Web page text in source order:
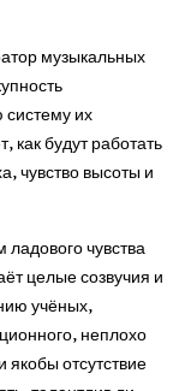
музыкальных
систему их
будут работать
чувство высоты и
чувства
целые созвучия и
учёных,
неплохо
якобы отсутствие